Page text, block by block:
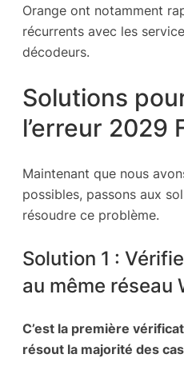
Orange ont notamment
récurrents avec les
décodeurs.
Solutions
l’erreur 2029
Maintenant que nous
possibles, passons aux
résoudre ce problème.
Solution 1 :
au même réseau
C’est la première
résout la majorité des